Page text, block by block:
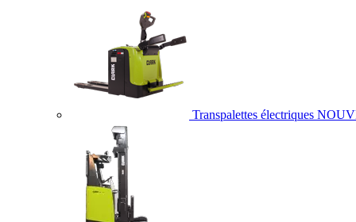
Transpalettes électriques